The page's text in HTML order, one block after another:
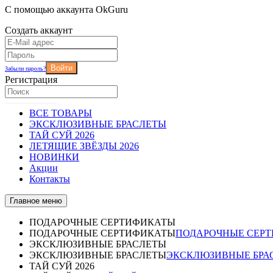
С помощью аккаунта OkGuru
Создать аккаунт
Забыли пароль? Войти
Регистрация
ВСЕ ТОВАРЫ
ЭКСКЛЮЗИВНЫЕ БРАСЛЕТЫ
ТАЙ СУЙ 2026
ЛЕТЯЩИЕ ЗВЁЗДЫ 2026
НОВИНКИ
Акции
Контакты
Главное меню
ПОДАРОЧНЫЕ СЕРТИФИКАТЫ
ПОДАРОЧНЫЕ СЕРТИФИКАТЫПОДАРОЧНЫЕ
ЭКСКЛЮЗИВНЫЕ БРАСЛЕТЫ
ЭКСКЛЮЗИВНЫЕ БРАСЛЕТЫЭКСКЛЮЗИВНЫЕ
ТАЙ СУЙ 2026